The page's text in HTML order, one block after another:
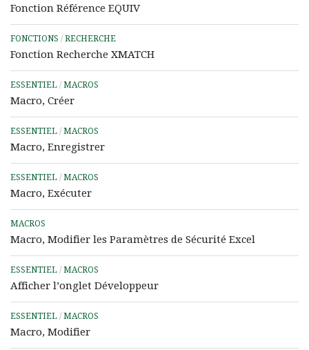
Fonction Référence EQUIV
FONCTIONS / RECHERCHE
Fonction Recherche XMATCH
ESSENTIEL / MACROS
Macro, Créer
ESSENTIEL / MACROS
Macro, Enregistrer
ESSENTIEL / MACROS
Macro, Exécuter
MACROS
Macro, Modifier les Paramètres de Sécurité Excel
ESSENTIEL / MACROS
Afficher l’onglet Développeur
ESSENTIEL / MACROS
Macro, Modifier